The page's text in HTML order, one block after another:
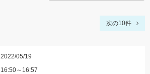
次の10件
2022/05/19
16:50～16:57